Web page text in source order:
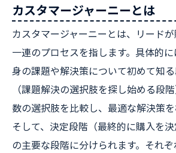
カスタマージャーニーとは
カスタマージャーニーとは、リード
一連のプロセスを指します。具体的
身の課題や解決策について初めて知
（課題解決の選択肢を探し始める段
数の選択肢を比較し、最適な解決策を
そして、決定段階（最終的に購入を
の主要な段階に分けられます。それ